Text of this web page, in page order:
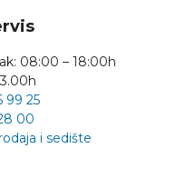
08:00 – 18:00h
99 25
00
i sedište